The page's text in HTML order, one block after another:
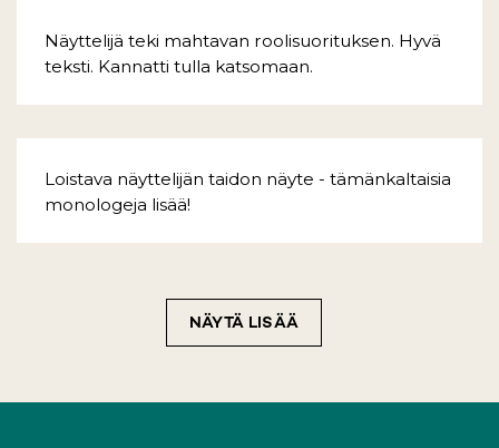
Näyttelijä teki mahtavan roolisuorituksen. Hyvä
teksti. Kannatti tulla katsomaan.
Loistava näyttelijän taidon näyte - tämänkaltaisia
monologeja lisää!
NÄYTÄ LISÄÄ